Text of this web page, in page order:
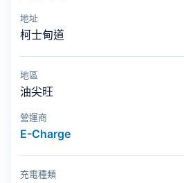
地址
柯士甸道
地區
油尖旺
營運商
E-Charge
充電種類